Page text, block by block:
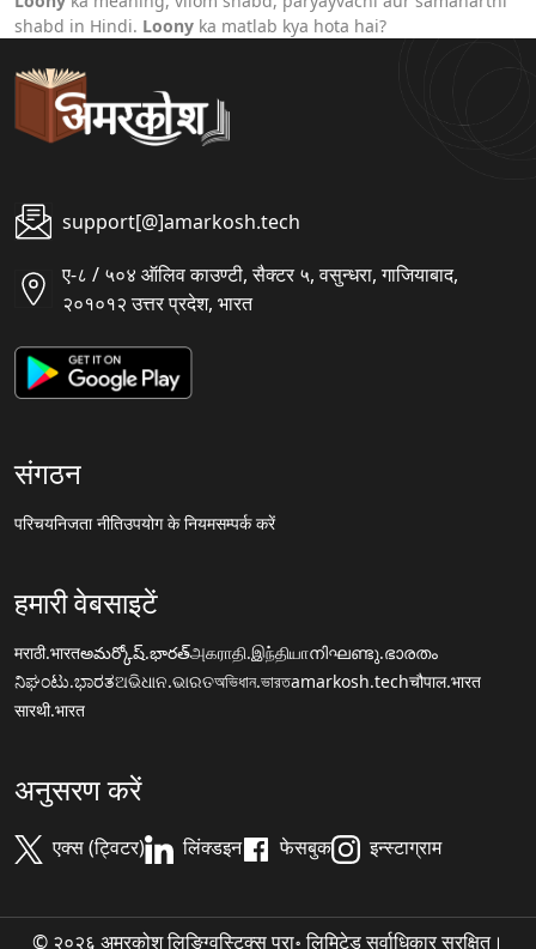
shabd in Hindi. Loony ka matlab kya hota hai?
support[@]amarkosh.tech
ए-८ / ५०४ ऑलिव काउण्टी, सैक्टर ५, वसुन्धरा, गाजियाबाद,
२०१०१२ उत्तर प्रदेश, भारत
संगठन
परिचयनिजता नीतिउपयोग के नियमसम्पर्क करें
हमारी वेबसाइटें
मराठी.भारतఅమర్కోష్.భారత్அகராதி.இந்தியாനിഘണ്ടു.ഭാരതം
ನಿಘಂಟು.ಭಾರತଅଭିଧାନ.ଭାରତঅভিধান.ভারতamarkosh.techचौपाल.भारत
सारथी.भारत
अनुसरण करें
एक्स (ट्विटर) लिंक्डइन फेसबुक इन्स्टाग्राम
© २०२६ अमरकोश लिङ्ग्विस्टिक्स प्रा॰ लिमिटेड सर्वाधिकार सुरक्षित।